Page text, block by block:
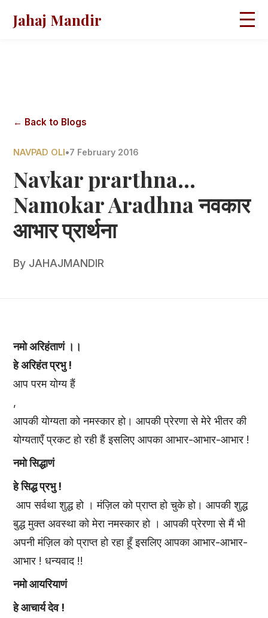
Jahaj Mandir
← Back to Blogs
NAVPAD OLI•7 February 2016
Navkar prarthna...
Namokar Aradhna नवकार
आभार प्रार्थना
By JAHAJMANDIR
नमो अरिहंताणं ।।
हे अरिहंत प्रभु !
आप परम योग्य हैं
,
आपकी योग्यता को नमस्कार हो। आपकी प्रेरणा से मेरे भीतर की
योग्यताएँ प्रकट हो रही हैं इसलिए आपका आभार-आभार-आभार !
नमो सिद्धाणं
हे सिद्ध प्रभु !
आप सर्वथा शुद्ध हो । मंज़िल को प्राप्त हो चुके हो। आपकी शुद्ध
बुद्ध मुक्त अवस्था को मेरा नमस्कार हो । आपकी प्रेरणा से मैं भी
अपनी मंज़िल को प्राप्त हो रहा हूँ इसलिए आपका आभार-आभार-
आभार ! धन्यवाद !!
नमो आयरियाणं
हे आचार्य देव !